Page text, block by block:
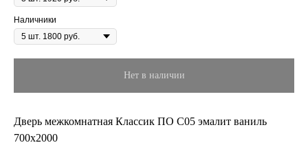
Наличники
Нет в наличии
Дверь межкомнатная Классик ПО С05 эмалит ваниль
700х2000